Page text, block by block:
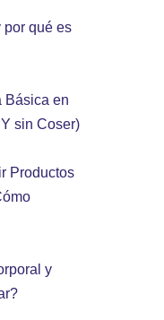
por qué es
Básica en
sin Coser)
Productos
y